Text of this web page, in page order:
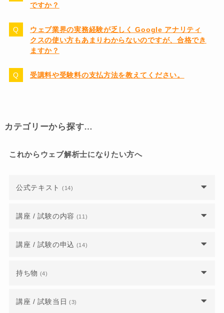
ですか？
ウェブ業界の実務経験が乏しく Google アナリティ
クスの使い方もあまりわからないのですが、合格でき
ますか？
受講料や受験料の支払方法を教えてください。
カテゴリーから探す…
これからウェブ解析士になりたい方へ
公式テキスト (14)
書籍版の公式テキストは販売していますか？
講座 / 試験の内容 (11)
模擬テストは受けられませんか？
マスターの資格レベルについて教えてください。
ウェブ解析士に合格するには、何時間くらいの勉
講座 / 試験の申込 (14)
講座や試験の主催者とは誰ですか？事務局ではな
持ち物 (4)
試験時、PDF版テキストの持ち込みは可能です
講座 / 試験当日 (3)